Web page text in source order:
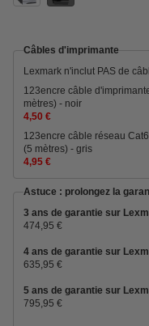
Câbles d'imprimante
Lexmark n'inclut PAS de
123encre câble
mètres) - noir
4,50 €
123encre câble réseau
(5 mètres) - gris
4,95 €
Astuce : prolongez la
3 ans de garantie sur
474,95 €
4 ans de garantie sur
635,95 €
5 ans de garantie sur
795,95 €